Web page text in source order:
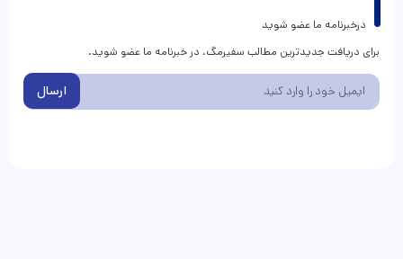
درخبرنامه ما عضو شوید
برای دریافت جدیدترین مطالب سفیرمگ، در خبرنامه ما عضو شوید.
ارسال